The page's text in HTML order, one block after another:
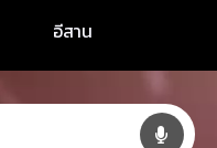
อีสาน